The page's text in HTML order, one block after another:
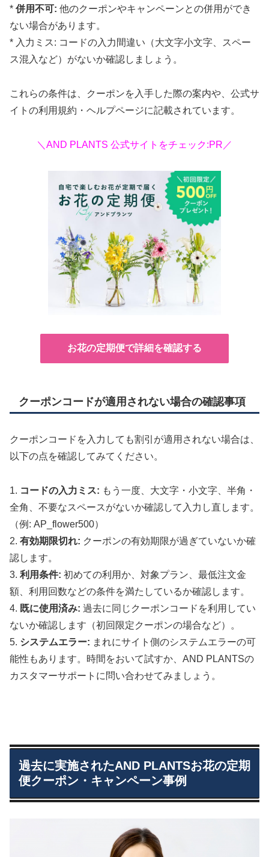
* 併用不可: 他のクーポンやキャンペーンとの併用ができ
ない場合があります。
* 入力ミス: コードの入力間違い（大文字小文字、スペー
ス混入など）がないか確認しましょう。
これらの条件は、クーポンを入手した際の案内や、公式サ
イトの利用規約・ヘルプページに記載されています。
＼AND PLANTS 公式サイトをチェック:PR／
お花の定期便で詳細を確認する
クーポンコードが適用されない場合の確認事項
クーポンコードを入力しても割引が適用されない場合は、
以下の点を確認してみてください。
1. コードの入力ミス: もう一度、大文字・小文字、半角・
全角、不要なスペースがないか確認して入力し直します。
（例: AP_flower500）
2. 有効期限切れ: クーポンの有効期限が過ぎていないか確
認します。
3. 利用条件: 初めての利用か、対象プラン、最低注文金
額、利用回数などの条件を満たしているか確認します。
4. 既に使用済み: 過去に同じクーポンコードを利用してい
ないか確認します（初回限定クーポンの場合など）。
5. システムエラー: まれにサイト側のシステムエラーの可
能性もあります。時間をおいて試すか、AND PLANTSの
カスタマーサポートに問い合わせてみましょう。
過去に実施されたAND PLANTSお花の定期
便クーポン・キャンペーン事例